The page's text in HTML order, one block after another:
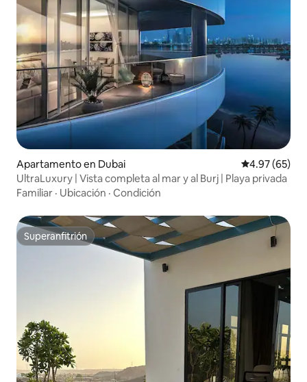
Apartamento en Dubai Calificación
4.97 (65)
UltraLuxury | Vista completa al mar y al Burj | Playa privada
Familiar · Ubicación · Condición
Superanfitrión
Superanfitrión